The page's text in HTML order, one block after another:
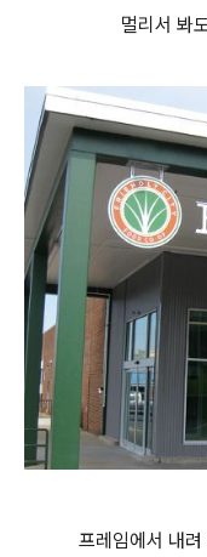
멀리서 봐
프레임에서 내